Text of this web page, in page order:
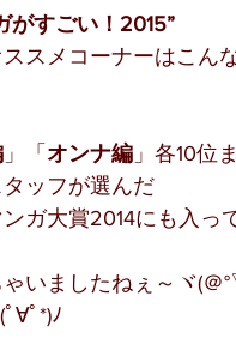
お客様の声
がすごい！2015”
スメコーナーはこん
」「 オンナ編 」各10位
ッフが選んだ
ガ大賞2014にも入っ
ゃいましたねぇ～ヾ(＠
∀ﾟ*)ﾉ